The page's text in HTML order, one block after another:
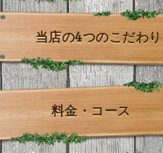
当店の4つのこだわり
料金・コース